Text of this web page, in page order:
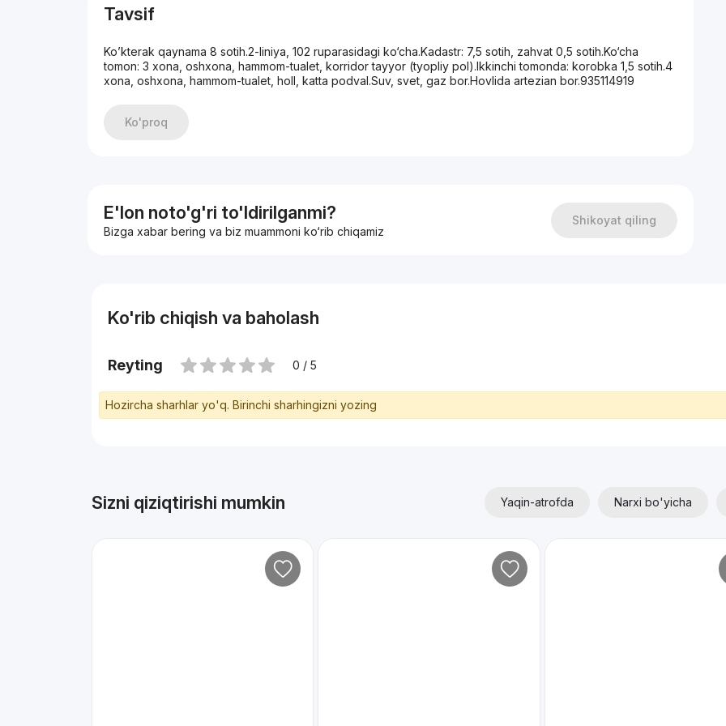
Tavsif
Ko’kterak qaynama 8 sotih.2-liniya, 102 ruparasidagi ko‘cha.Kadastr: 7,5 sotih, zahvat 0,5 sotih.Ko‘cha
tomon: 3 xona, oshxona, hammom-tualet, korridor tayyor (tyopliy pol).Ikkinchi tomonda: korobka 1,5 sotih.4
xona, oshxona, hammom-tualet, holl, katta podval.Suv, svet, gaz bor.Hovlida artezian bor.935114919
Ko'proq
E'lon noto'g'ri to'ldirilganmi?
Bizga xabar bering va biz muammoni ko‘rib chiqamiz
Shikoyat qiling
Ko'rib chiqish va baholash
Reyting 0 / 5
Hozircha sharhlar yo'q. Birinchi sharhingizni yozing
Sizni qiziqtirishi mumkin Yaqin-atrofda Narxi bo'yicha